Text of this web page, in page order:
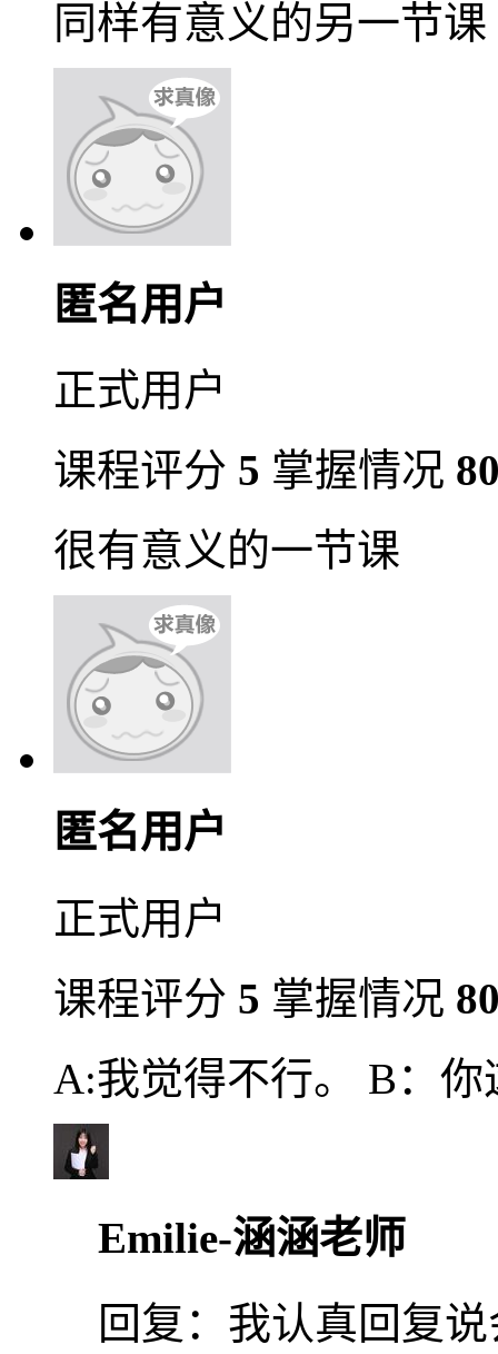
同样有意义的另一节课
匿名用户
正式用户
课程评分 5 掌握情况
很有意义的一节课
匿名用户
正式用户
课程评分 5 掌握情况
A:我觉得不行。 B：
Emilie-涵涵老师
回复： 我认真回复